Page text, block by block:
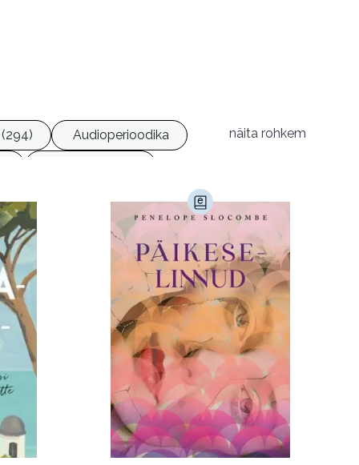
Audioperioodika
Luule (75)
Religioon (107)
Transport (8)
näita rohkem